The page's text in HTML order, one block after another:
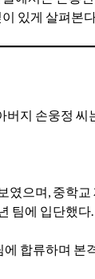
있게 살펴본
지 손웅정 씨
였으며, 중학
팀에 입단했다.
합류하며 본